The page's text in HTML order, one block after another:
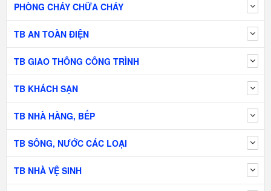
PHÒNG CHÁY CHỮA CHÁY
TB AN TOÀN ĐIỆN
TB GIAO THÔNG CÔNG TRÌNH
TB KHÁCH SẠN
TB NHÀ HÀNG, BẾP
TB SÔNG, NƯỚC CÁC LOẠI
TB NHÀ VỆ SINH